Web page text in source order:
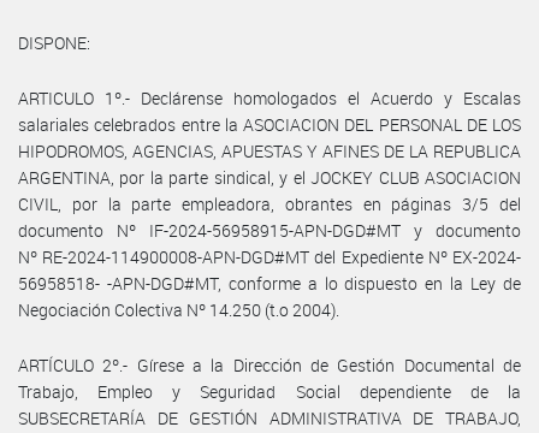
DISPONE:
ARTICULO 1º.- Declárense homologados el Acuerdo y Escalas
salariales celebrados entre la ASOCIACION DEL PERSONAL DE LOS
HIPODROMOS, AGENCIAS, APUESTAS Y AFINES DE LA REPUBLICA
ARGENTINA, por la parte sindical, y el JOCKEY CLUB ASOCIACION
CIVIL, por la parte empleadora, obrantes en páginas 3/5 del
documento Nº IF-2024-56958915-APN-DGD#MT y documento
Nº RE-2024-114900008-APN-DGD#MT del Expediente Nº EX-2024-
56958518- -APN-DGD#MT, conforme a lo dispuesto en la Ley de
Negociación Colectiva Nº 14.250 (t.o 2004).
ARTÍCULO 2º.- Gírese a la Dirección de Gestión Documental de
Trabajo, Empleo y Seguridad Social dependiente de la
SUBSECRETARÍA DE GESTIÓN ADMINISTRATIVA DE TRABAJO,